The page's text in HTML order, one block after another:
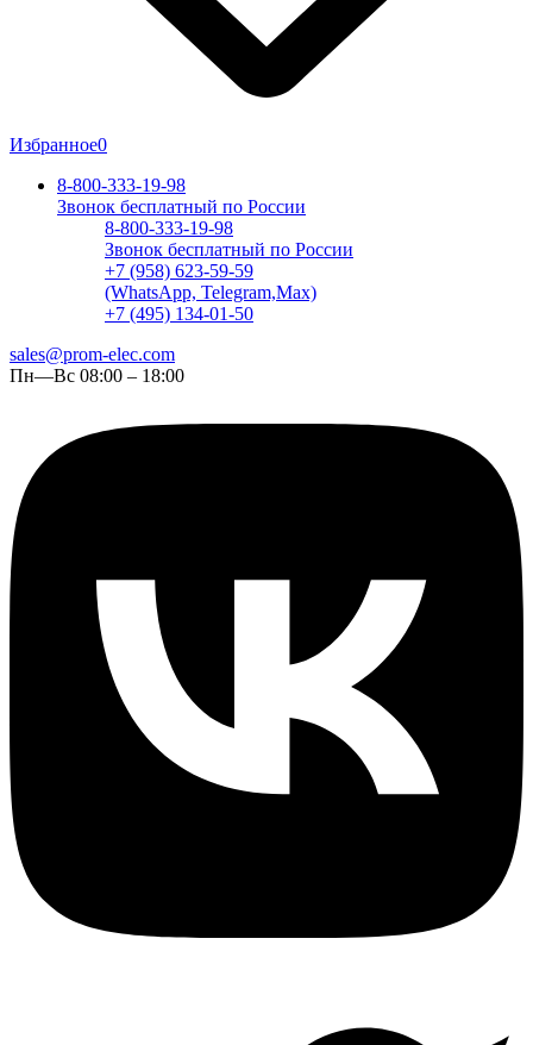
Избранное0
8-800-333-19-98
Звонок бесплатный по России
8-800-333-19-98
Звонок бесплатный по России
+7 (958) 623-59-59
(WhatsApp, Telegram,Max)
+7 (495) 134-01-50
sales@prom-elec.com
Пн—Вс 08:00 – 18:00